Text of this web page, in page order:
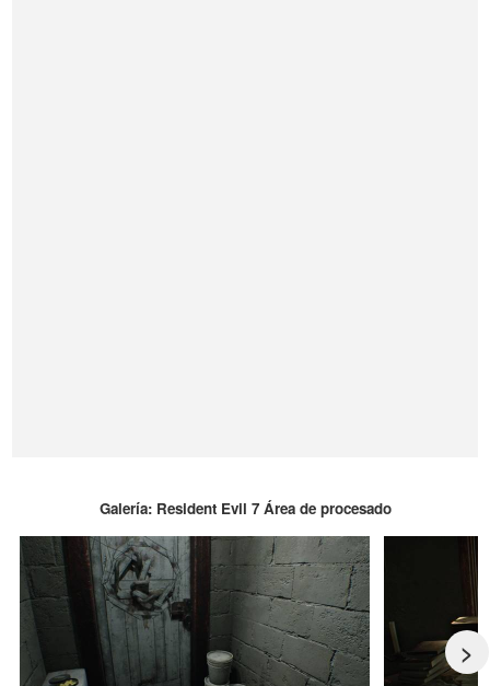
Galería: Resident Evil 7 Área de procesado
>